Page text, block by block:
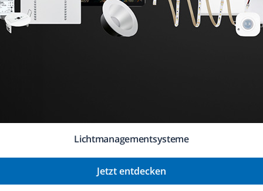
Licht­management­systeme
Jetzt entdecken